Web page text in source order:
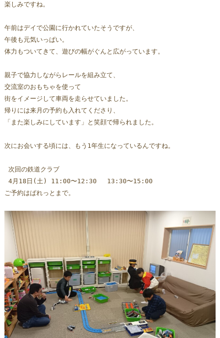
楽しみですね。
午前はデイで公園に行かれていたそうですが、
午後も元気いっぱい。
体力もついてきて、遊びの幅がぐんと広がっています。
親子で協力しながらレールを組み立て、
交流室のおもちゃを使って
街をイメージして車両を走らせていました。
帰りには来月の予約も入れてくださり、
「また楽しみにしています」と笑顔で帰られました。
次にお会いする頃には、もう1年生になっているんですね。
次回の鉄道クラブ
4月18日(土) 11:00〜12:30 　13:30〜15:00
ご予約はぱれっとまで。